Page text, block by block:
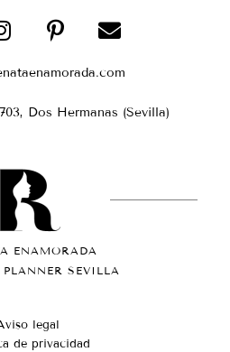
Dos Hermanas (Sevilla)
ENAMORADA
SEVILLA
legal
de privacidad